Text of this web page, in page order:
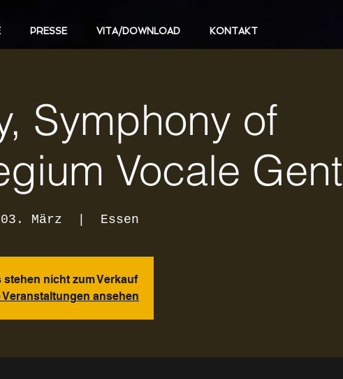
PRESSE VITA/DOWNLOAD KONTAKT
Symphony of
Vocale Gent
März Essen
stehen nicht zum Verkauf
Veranstaltungen ansehen